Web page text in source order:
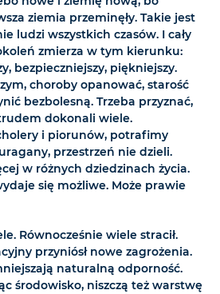
ziemia przeminęły. Takie jest
ludzi wszystkich czasów. I cały
zmierza w tym kierunku:
bezpieczniejszy, piękniejszy.
choroby opanować, starość
bezbolesną. Trzeba przyznać,
dokonali wiele.
i piorunów, potrafimy
przestrzeń nie dzieli.
w różnych dziedzinach życia.
się możliwe. Może prawie
Równocześnie wiele stracił.
przyniósł nowe zagrożenia.
naturalną odporność.
środowisko, niszczą też warstwę